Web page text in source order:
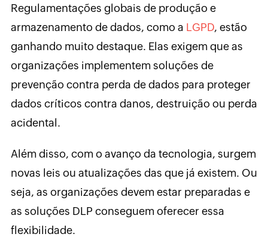
Regulamentações globais de produção e
armazenamento de dados, como a LGPD, estão
ganhando muito destaque. Elas exigem que as
organizações implementem soluções de
prevenção contra perda de dados para proteger
dados críticos contra danos, destruição ou perda
acidental.
Além disso, com o avanço da tecnologia, surgem
novas leis ou atualizações das que já existem. Ou
seja, as organizações devem estar preparadas e
as soluções DLP conseguem oferecer essa
flexibilidade.